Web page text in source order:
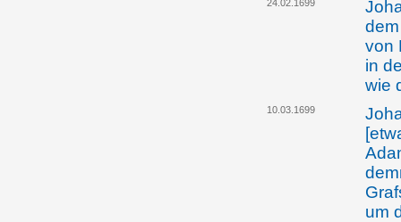
24.02.1699
von
in
wie
10.03.1699
um